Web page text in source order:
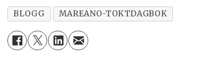
BLOGG MAREANO-TOKTDAGBOK